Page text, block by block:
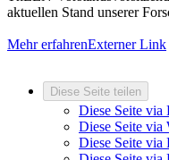
aktuellen Stand unserer
Mehr erfahrenExterner Link
Diese Seite teilen
Diese Seite via
Diese Seite via
Diese Seite via